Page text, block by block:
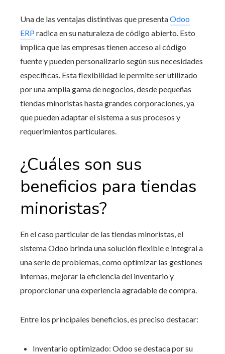
Una de las ventajas distintivas que presentaOdoo
ERPradica en su naturaleza de código abierto. Esto
implica que las empresas tienen acceso al código
fuente y pueden personalizarlo según sus necesidades
específicas. Esta flexibilidad le permite ser utilizado
por una amplia gama de negocios, desde pequeñas
tiendas minoristas hasta grandes corporaciones, ya
que pueden adaptar el sistema a sus procesos y
requerimientos particulares.
¿Cuáles son sus
beneficios para tiendas
minoristas?
En el caso particular de las tiendas minoristas,el
sistema Odoo brinda una solución flexible e integral a
una serie de problemas, como optimizar las gestiones
internas, mejorar la eficiencia del inventario y
proporcionar una experiencia agradable de compra.
Entre los principales beneficios, es preciso destacar:
Inventario optimizado: Odoo se destaca por su